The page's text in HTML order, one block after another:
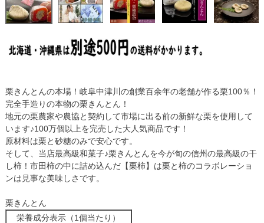
栗きんとんの本場！岐阜中津川の創業百余年の老舗が作る栗100％！
完全手造りの本物の栗きんとん！
地元の栗農家や農協と契約して市場に出る前の新鮮な栗を使用して
います♪100万個以上を完売した大人気商品です！
原材料は栗と砂糖のみで安心です。
そして、当店最高級和菓子♪栗きんとんを今が旬の信州の最高級の干
し柿！市田柿の中に詰め込んだ【栗柿】は栗と柿のコラボレーショ
ンは見事な美味しさです。
栗きんとん
栄養成分表示（1個当たり）